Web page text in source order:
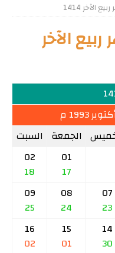
الآخر 1414
الآخر
1993 م
الجمعة السبت
01
17
02
18
07
23
08
24
09
25
14
30
15
01
16
02